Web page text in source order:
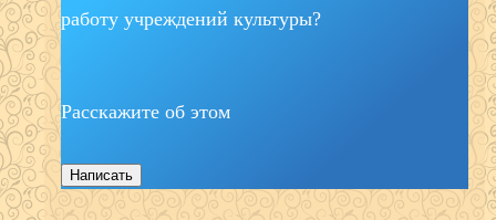
работу учреждений культуры?
Расскажите об этом
Написать